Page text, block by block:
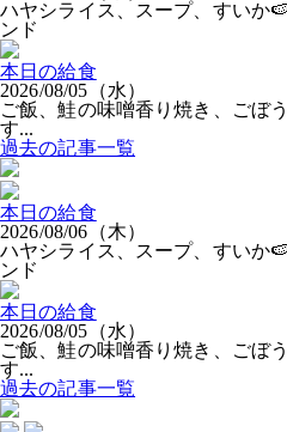
ハヤシライス、スープ、すい
ンド
本日の給食
2026/08/05（水）
ご飯、鮭の味噌香り焼き、ごぼ
す...
過去の記事一覧
本日の給食
2026/08/06（木）
ハヤシライス、スープ、すい
ンド
本日の給食
2026/08/05（水）
ご飯、鮭の味噌香り焼き、ごぼ
す...
過去の記事一覧